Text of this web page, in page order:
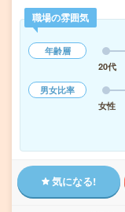
職場の雰囲気
年齢層
20代
男女比率
女性
気になる!